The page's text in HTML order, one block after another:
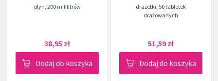
płyn, 200 mililitrów
38,95 zł
Dodaj do koszyka
drażetki, 50 tabletek
drażowanych
51,59 zł
Dodaj do koszyka